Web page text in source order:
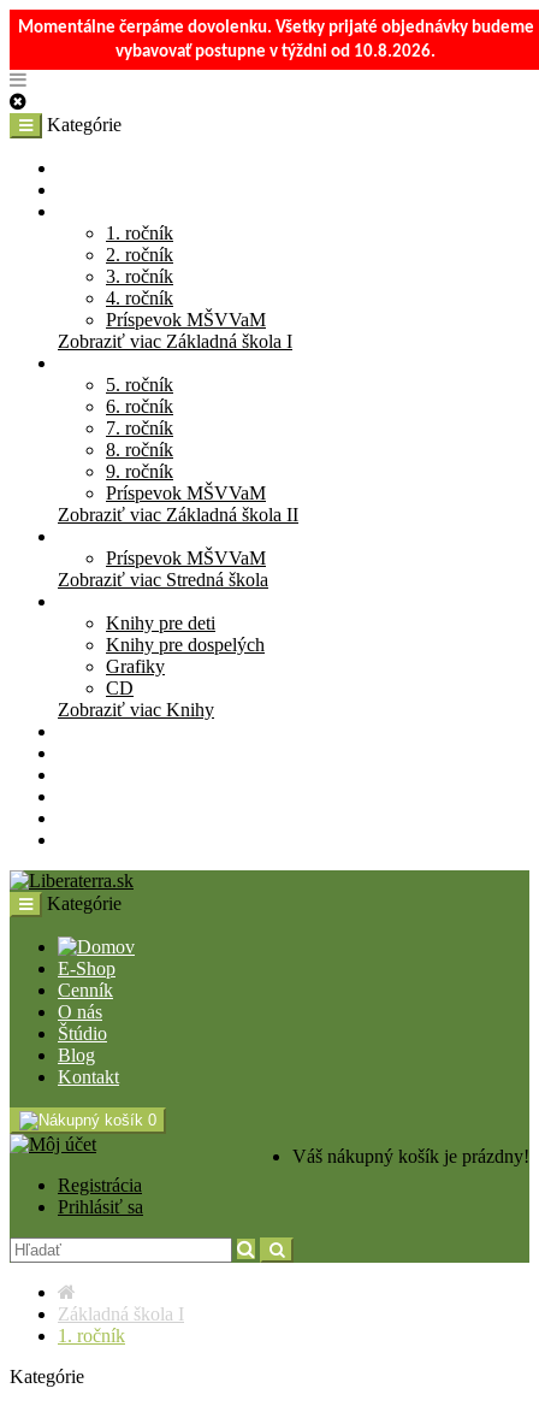
Momentálne čerpáme dovolenku. Všetky prijaté objednávky budeme
vybavovať postupne v týždni od 10.8.2026.
Kategórie
1. ročník
2. ročník
3. ročník
4. ročník
Príspevok MŠVVaM
Zobraziť viac Základná škola I
5. ročník
6. ročník
7. ročník
8. ročník
9. ročník
Príspevok MŠVVaM
Zobraziť viac Základná škola II
Príspevok MŠVVaM
Zobraziť viac Stredná škola
Knihy pre deti
Knihy pre dospelých
Grafiky
CD
Zobraziť viac Knihy
Kategórie
E-Shop
Cenník
O nás
Štúdio
Blog
Kontakt
0
Váš nákupný košík je prázdny!
Registrácia
Prihlásiť sa
Základná škola I
1. ročník
Kategórie